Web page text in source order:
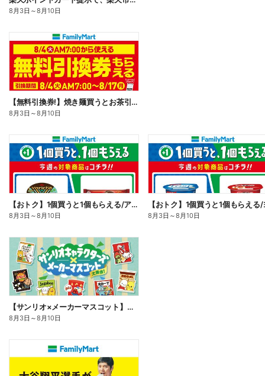
8月3日 ～8月10日
【無料引換券!】焼き麺買うとお茶引換券貰える!
8月3日 ～8月10日
【おトク】1個買うと1個もらえる/アイス
8月3日 ～8月10日 8月3日 ～8月10日
【サンリオ×メーカーマスコット】オリジナルグッズ貰える!
8月3日 ～8月10日